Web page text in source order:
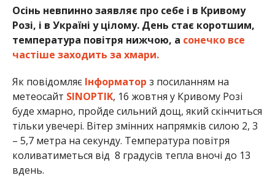
Осінь невпинно заявляє про себе і в Кривому
Розі, і в Україні у цілому. День стає коротшим,
температура повітря нижчою, а сонечко все
частіше заходить за хмари.
Як повідомляє Інформатор з посиланням на
метеосайт SINOPTIK, 16 жовтня у Кривому Розі
буде хмарно, пройде сильний дощ, який скінчиться
тільки увечері. Вітер змінних напрямків силою 2, 3
– 5,7 метра на секунду. Температура повітря
коливатиметься від 8 градусів тепла вночі до 13
вдень.